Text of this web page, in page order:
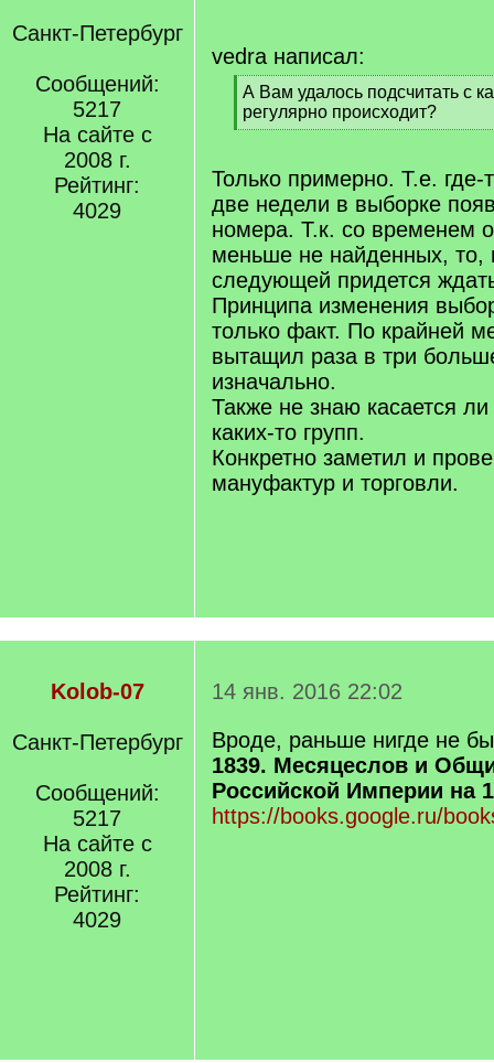
Санкт-Петербург
Сообщений:
5217
На сайте с
2008 г.
Рейтинг:
4029
vedra написал:
[
q
]
А Вам удалось подсчитать с
регулярно происходит?
[
q
]
Только примерно. Т.е. где-
две недели в выборке
номера. Т.к. со временем
меньше не найденных, то,
следующей придется
Принципа изменения
только факт. По крайней
вытащил раза в три
изначально.
Также не знаю касается ли
каких-то групп.
Конкретно заметил и
мануфактур и торговли.
Kolob-07
Санкт-Петербург
Сообщений:
5217
На сайте с
2008 г.
Рейтинг:
4029
14 янв. 2016 22:02
Вроде, раньше нигде не
1839. Месяцеслов и
Российской Империи на
https://books.google.ru/